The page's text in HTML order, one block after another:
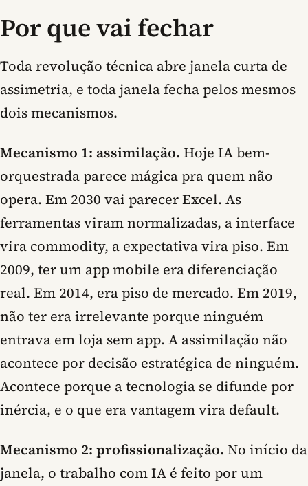
Por que vai fechar
Toda revolução técnica abre janela curta de
assimetria, e toda janela fecha pelos mesmos
dois mecanismos.
Mecanismo 1: assimilação. Hoje IA bem-
orquestrada parece mágica pra quem não
opera. Em 2030 vai parecer Excel. As
ferramentas viram normalizadas, a interface
vira commodity, a expectativa vira piso. Em
2009, ter um app mobile era diferenciação
real. Em 2014, era piso de mercado. Em 2019,
não ter era irrelevante porque ninguém
entrava em loja sem app. A assimilação não
acontece por decisão estratégica de ninguém.
Acontece porque a tecnologia se difunde por
inércia, e o que era vantagem vira default.
Mecanismo 2: profissionalização. No início da
janela, o trabalho com IA é feito por um